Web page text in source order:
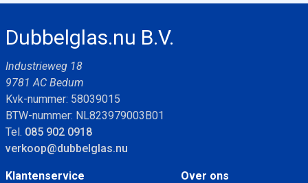
Dubbelglas.nu B.V.
Industrieweg 18
9781 AC Bedum
Kvk-nummer: 58039015
BTW-nummer: NL823979003B01
Tel. 085 902 0918
verkoop@dubbelglas.nu
Klantenservice
Over ons